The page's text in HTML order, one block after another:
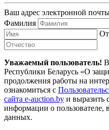
Ваш адрес электронной
Фамилия
Уважаемый пользователь!
Республики Беларусь «О
продолжения работы на
ознакомиться с
сайта e-auction.by и выразить
информации о пользователе,
данных.